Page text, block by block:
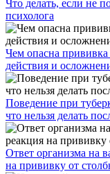
Что делать, если не
психолога
Чем опасна
действия и
Поведение при
что нельзя делать
Ответ организма на
на прививку от